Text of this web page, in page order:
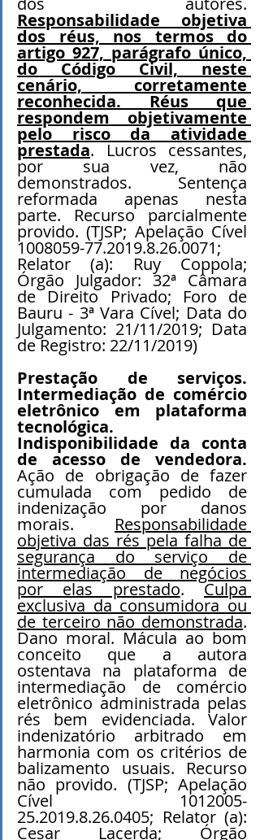
Responsabilidade objetiva
dos réus, nos termos do
artigo 927, parágrafo único,
do Código Civil, neste
cenário, corretamente
reconhecida. Réus que
respondem objetivamente
pelo risco da atividade
prestada. Lucros cessantes,
por sua vez, não
demonstrados. Sentença
reformada apenas nesta
parte. Recurso parcialmente
provido. (TJSP; Apelação Cível
1008059-77.2019.8.26.0071;
Relator (a): Ruy Coppola;
Órgão Julgador: 32ª Câmara
de Direito Privado; Foro de
Bauru - 3ª Vara Cível; Data do
Julgamento: 21/11/2019; Data
de Registro: 22/11/2019)
Prestação de serviços.
Intermediação de comércio
eletrônico em plataforma
tecnológica.
Indisponibilidade da conta
Ação de obrigação de fazer
cumulada com pedido de
indenização por danos
morais. Responsabilidade
objetiva das rés pela falha de
segurança do serviço de
intermediação de negócios
por elas prestado. Culpa
exclusiva da consumidora ou
de terceiro não demonstrada.
Dano moral. Mácula ao bom
conceito que a autora
ostentava na plataforma de
intermediação de comércio
eletrônico administrada pelas
rés bem evidenciada. Valor
indenizatório arbitrado em
harmonia com os critérios de
balizamento usuais. Recurso
não provido. (TJSP; Apelação
Cível 1012005-
25.2019.8.26.0405; Relator (a):
Cesar Lacerda; Órgão